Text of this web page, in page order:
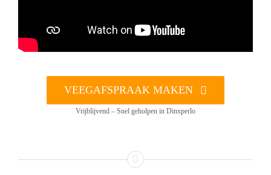
VEEGAFSPRAAK MAKEN
Vrijblijvend – Snel geholpen in Dinxperlo